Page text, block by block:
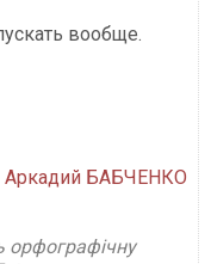
вообще.
Аркадий БАБЧЕНКО
орфографічну